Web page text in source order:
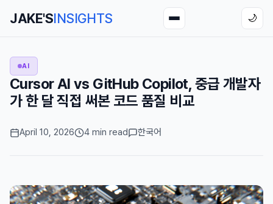
JAKE'SINSIGHTS 🌙
AI
Cursor AI vs GitHub Copilot, 중급 개발자
가 한 달 직접 써본 코드 품질 비교
April 10, 2026 4 min read 한국어